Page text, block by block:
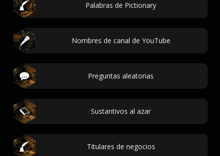
Palabras de Pictionary
Nombres de canal de YouTube
Preguntas aleatorias
Sustantivos al azar
Titulares de negocios